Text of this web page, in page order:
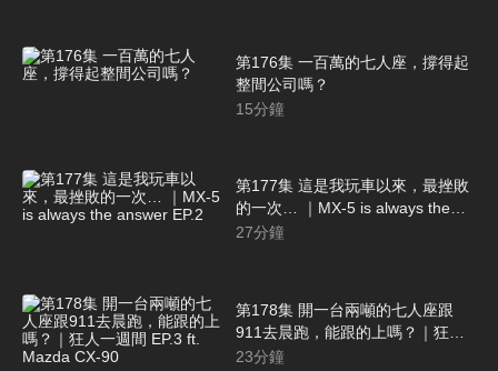
第176集 一百萬的七人座，撐得起
整間公司嗎？
15分鐘
第177集 這是我玩車以來，最挫敗
的一次… ｜MX-5 is always the
answer EP.2
27分鐘
第178集 開一台兩噸的七人座跟
911去晨跑，能跟的上嗎？｜狂人
一週間 EP.3 ft. Mazda CX-90
23分鐘